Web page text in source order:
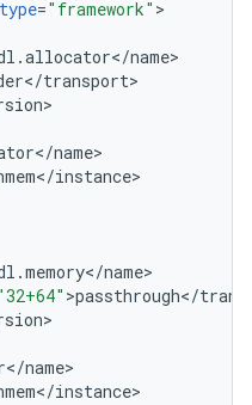
type="framework" >
.allocator</name>
</transport>
>
</name>
</instance>
.memory</name>
>passthrough</
>
</name>
</instance>